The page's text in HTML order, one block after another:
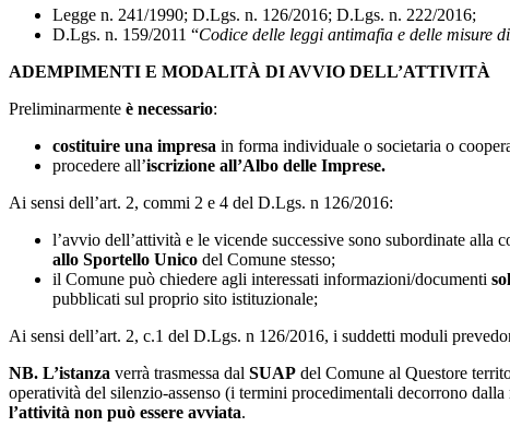
Legge n. 241/1990; D.Lgs. n. 126/2016; D.Lgs. n. 222/2016;
D.Lgs. n. 159/2011 “Codice delle leggi antimafia e delle misure
ADEMPIMENTI E MODALITÀ DI AVVIO DELL’ATTIVITÀ
Preliminarmente è necessario:
costituire una impresa in forma individuale o societaria o
procedere all’iscrizione all’Albo delle Imprese.
Ai sensi dell’art. 2, commi 2 e 4 del D.Lgs. n 126/2016:
l’avvio dell’attività e le vicende successive sono subordinate
allo Sportello Unico del Comune stesso;
il Comune può chiedere agli interessati informazioni/documenti
pubblicati sul proprio sito istituzionale;
Ai sensi dell’art. 2, c.1 del D.Lgs. n 126/2016, i suddetti moduli
NB. L’istanza verrà trasmessa dal SUAP del Comune al Questore
operatività del silenzio-assenso (i termini procedimentali decorrono dalla
l’attività non può essere avviata.